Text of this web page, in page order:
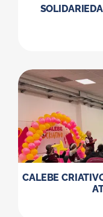
CALEBE